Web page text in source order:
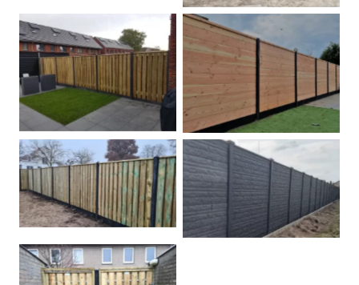
Betonpalen schutting Douglas
Hout beton schuttingen Rots motief antraciet